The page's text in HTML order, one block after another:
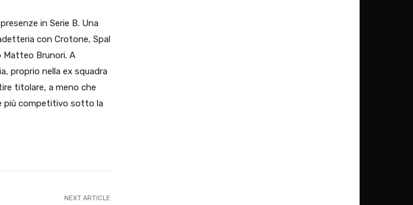
in Serie B. Una
con Crotone, Spal
Matteo Brunori. A
proprio nella ex squadra
titolare, a meno che
più competitivo sotto la
NEXT ARTICLE